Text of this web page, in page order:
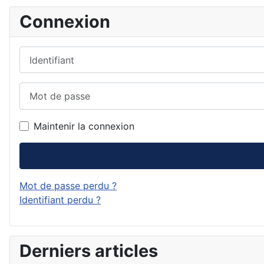
Connexion
Maintenir la connexion
Mot de passe perdu ?
Identifiant perdu ?
Derniers articles